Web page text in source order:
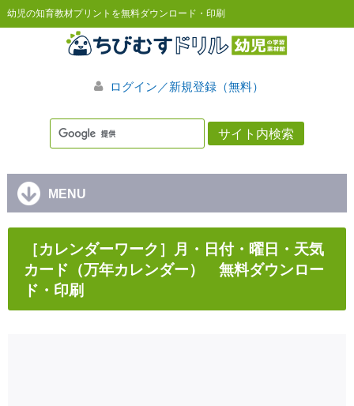
幼児の知育教材プリントを無料ダウンロード・印刷
ログイン／新規登録（無料）
MENU
［カレンダーワーク］月・日付・曜日・天気
カード（万年カレンダー） 無料ダウンロー
ド・印刷